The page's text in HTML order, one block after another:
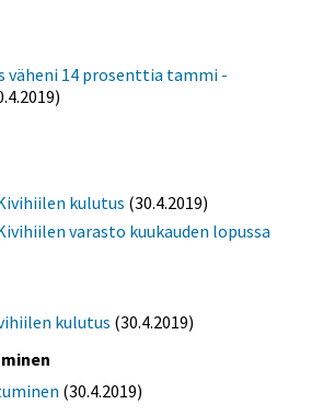
väheni 14 prosenttia tammi -
kulutus (30.4.2019)
varasto kuukauden lopussa
kulutus (30.4.2019)
(30.4.2019)